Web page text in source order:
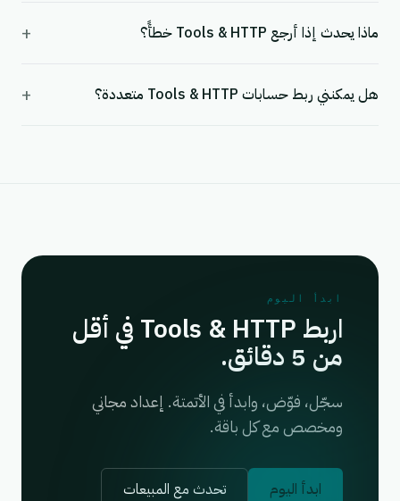
ماذا يحدث إذا أرجع Tools & HTTP خطأً؟ +
هل يمكنني ربط حسابات Tools & HTTP متعددة؟ +
ابدأ اليوم
اربط Tools & HTTP في أقل
من 5 دقائق.
سجّل، فوّض، وابدأ في الأتمتة. إعداد مجاني
ومخصص مع كل باقة.
ابدأ اليوم تحدث مع المبيعات